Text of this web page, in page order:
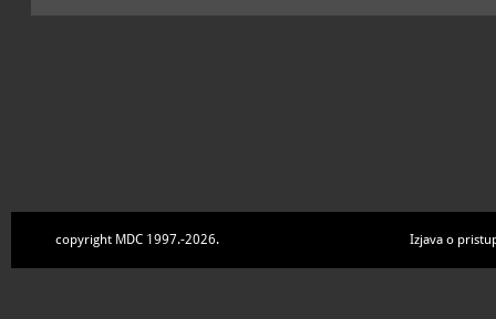
copyright MDC 1997.-2026. Izjava o